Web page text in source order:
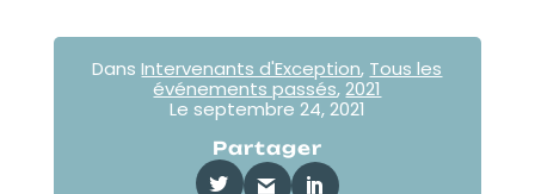
DansIntervenants d'Exception, Tous les
événements passés,2021
Le septembre 24, 2021
Partager